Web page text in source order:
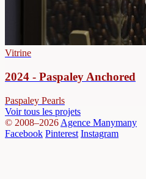
Vitrine
2024 - Paspaley Anchored
Paspaley Pearls
Voir tous les projets
© 2008–2026 Agence Manymany
Facebook Pinterest Instagram